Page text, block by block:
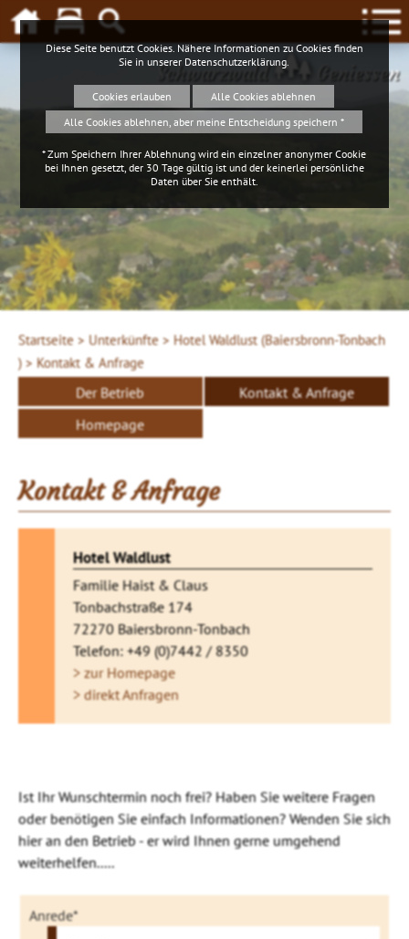
Schwarzwald Geniessen
Startseite > Unterkünfte > Hotel Waldlust (Baiersbronn-Tonbach
) > Kontakt & Anfrage
Der Betrieb
Kontakt & Anfrage
Homepage
Kontakt & Anfrage
Hotel Waldlust
Familie Haist & Claus
Tonbachstraße 174
72270 Baiersbronn-Tonbach
Telefon: +49 (0)7442 / 8350
> zur Homepage
> direkt Anfragen
Ist Ihr Wunschtermin noch frei? Haben Sie weitere Fragen
oder benötigen Sie einfach Informationen? Wenden Sie sich
hier an den Betrieb - er wird Ihnen gerne umgehend
weiterhelfen.....
Anrede*
Diese Seite benutzt Cookies. Nähere Informationen zu Cookies finden
Sie in unserer Datenschutzerklärung
Cookies erlauben
Alle Cookies ablehnen
Alle Cookies ablehnen, aber meine Entscheidung speichern *
* Zum Speichern Ihrer Ablehnung wird ein einzelner anonymer Cookie
bei Ihnen gesetzt, der 30 Tage gültig ist und der keinerlei persönliche
Daten über Sie enthält.